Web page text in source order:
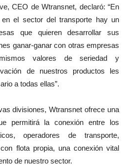
CEO de Wtransnet, declaró: “En
el sector del transporte hay un
que quieren desarrollar sus
ganar-ganarcon otras empresas
valores de seriedad y
de nuestros productos les
a todas ellas”.
divisiones, Wtransnet ofrece una
permitirá la conexión entre los
operadores de transporte,
flota propia, una conexión vital
de nuestro sector.